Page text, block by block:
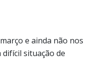
e ainda não nos
situação de